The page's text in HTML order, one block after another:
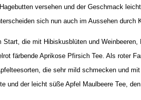
versehen und der Geschmack
sich nun auch im Aussehen durch
die mit Hibiskusblüten und
färbende Aprikose Pfirsich Tee. Als roter
die sehr mild schmecken und
der leicht süße Apfel Maulbeere Tee,